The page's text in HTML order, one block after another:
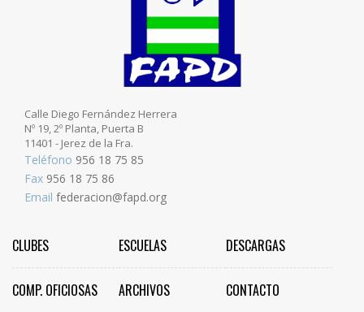
Calle Diego Fernández Herrera
Nº 19, 2º Planta, Puerta B
11401 - Jerez de la Fra.
Teléfono 956 18 75 85
Fax 956 18 75 86
Email federacion@fapd.org
CLUBES ESCUELAS DESCARGAS
COMP. OFICIOSAS ARCHIVOS CONTACTO